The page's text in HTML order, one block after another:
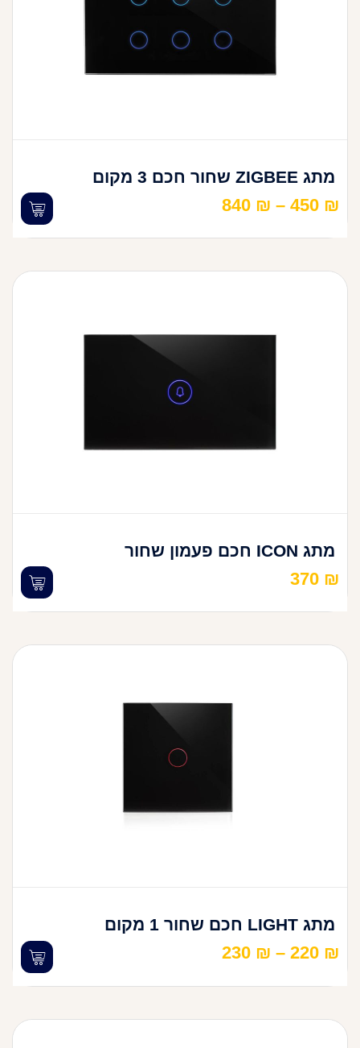
מתג ZIGBEE שחור חכם 3 מקום
450 ₪
–
840 ₪
מתג ICON חכם פעמון שחור
370 ₪
מתג LIGHT חכם שחור 1 מקום
220 ₪
–
230 ₪